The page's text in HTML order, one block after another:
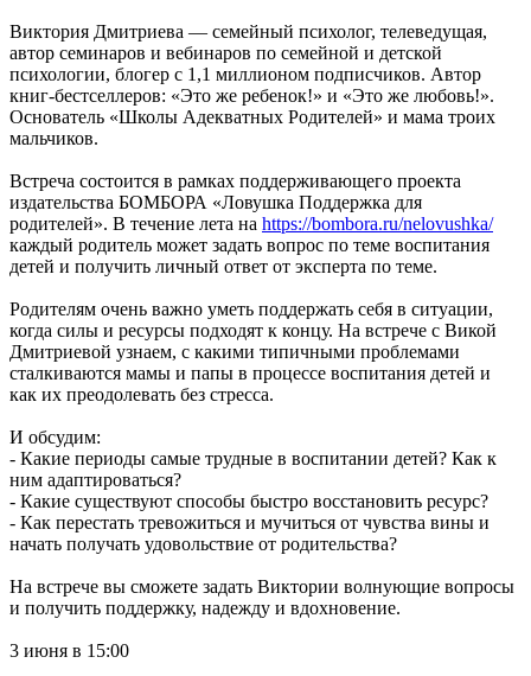
Виктория Дмитриева — семейный психолог, телеведущая,
автор семинаров и вебинаров по семейной и детской
психологии, блогер с 1,1 миллионом подписчиков. Автор
книг-бестселлеров: «Это же ребенок!» и «Это же любовь!».
Основатель «Школы Адекватных Родителей» и мама троих
мальчиков.
Встреча состоится в рамках поддерживающего проекта
издательства БОМБОРА «Ловушка Поддержка для
родителей». В течение лета на https://bombora.ru/nelovushka/
каждый родитель может задать вопрос по теме воспитания
детей и получить личный ответ от эксперта по теме.
Родителям очень важно уметь поддержать себя в ситуации,
когда силы и ресурсы подходят к концу. На встрече с Викой
Дмитриевой узнаем, с какими типичными проблемами
сталкиваются мамы и папы в процессе воспитания детей и
как их преодолевать без стресса.
И обсудим:
- Какие периоды самые трудные в воспитании детей? Как к
ним адаптироваться?
- Какие существуют способы быстро восстановить ресурс?
- Как перестать тревожиться и мучиться от чувства вины и
начать получать удовольствие от родительства?
На встрече вы сможете задать Виктории волнующие вопросы
и получить поддержку, надежду и вдохновение.
3 июня в 15:00